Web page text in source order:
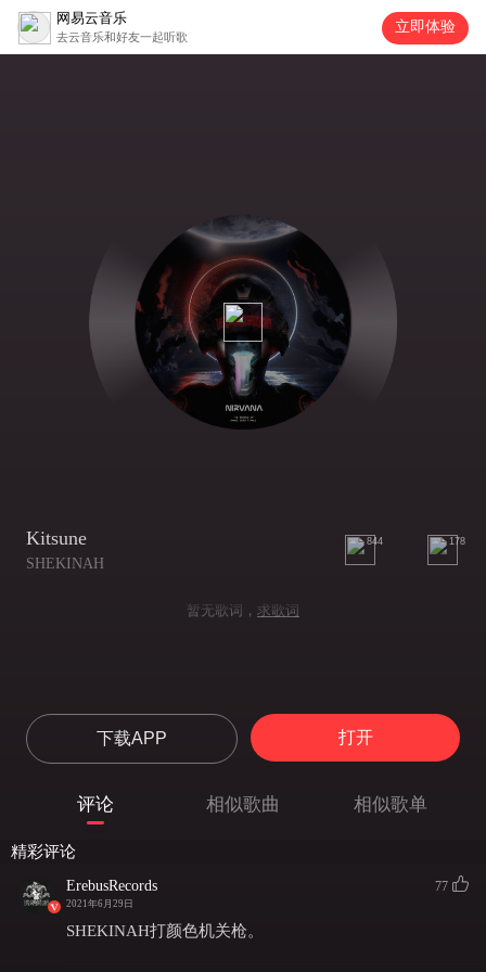
网易云音乐
去云音乐和好友一起听歌
立即体验
Kitsune
SHEKINAH
844 178
暂无歌词， 求歌词
下载APP 打开
评论 相似歌曲 相似歌单
精彩评论
ErebusRecords
2021年6月29日
77
SHEKINAH打颜色机关枪。